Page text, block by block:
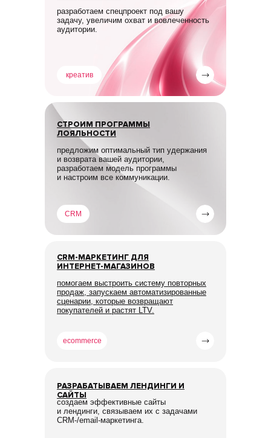
разработаем спецпроект под вашу
задачу, увеличим охват и вовлеченность
аудитории.
креатив
CRM-МАРКЕТИНГ ДЛЯ
ИНТЕРНЕТ-МАГАЗИНОВ
помогаем выстроить систему повторных
продаж, запускаем автоматизированные
сценарии, которые возвращают
покупателей и растят LTV.
ecommerce
РАЗРАБАТЫВАЕМ ЛЕНДИНГИ И
САЙТЫ
создаем эффективные сайты
и лендинги, связываем их с задачами
CRM-/email-маркетинга.
СТРОИМ ПРОГРАММЫ
ЛОЯЛЬНОСТИ
предложим оптимальный тип удержания
и возврата вашей аудитории,
разработаем модель программы
и настроим все коммуникации.
CRM